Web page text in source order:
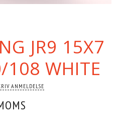
JR9 15X7
108 WHITE
ANMELDELSE